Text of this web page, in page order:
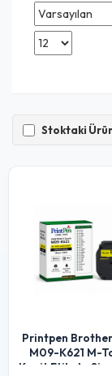
Stoktaki
Printpen
M09-K621 M-
Kagit Etikete